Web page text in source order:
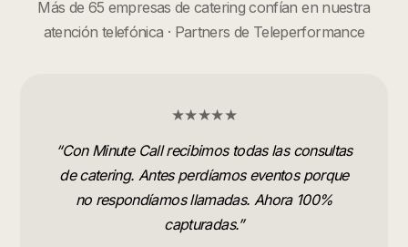
Más de 65 empresas de catering confían en nuestra
atención telefónica · Partners de Teleperformance
★★★★★
“Con Minute Call recibimos todas las consultas
de catering. Antes perdíamos eventos porque
no respondíamos llamadas. Ahora 100%
capturadas.”